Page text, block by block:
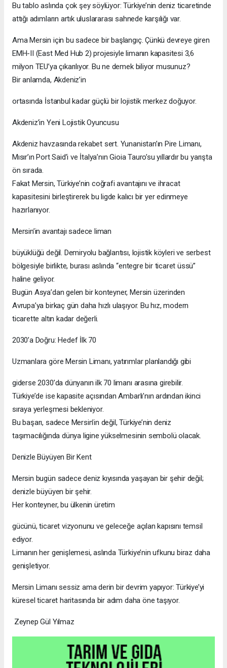
Bu tablo aslında çok şey söylüyor: Türkiye’nin deniz ticaretinde
attığı adımların artık uluslararası sahnede karşılığı var.
Ama Mersin için bu sadece bir başlangıç. Çünkü devreye giren
EMH-II (East Med Hub 2) projesiyle limanın kapasitesi 3,6
milyon TEU’ya çıkarılıyor. Bu ne demek biliyor musunuz?
Bir anlamda, Akdeniz’in
ortasında İstanbul kadar güçlü bir lojistik merkez doğuyor.
Akdeniz’in Yeni Lojistik Oyuncusu
Akdeniz havzasında rekabet sert. Yunanistan’ın Pire Limanı,
Mısır’ın Port Said’i ve İtalya’nın Gioia Tauro’su yıllardır bu yarışta
ön sırada.
Fakat Mersin, Türkiye’nin coğrafi avantajını ve ihracat
kapasitesini birleştirerek bu ligde kalıcı bir yer edinmeye
hazırlanıyor.
Mersin’in avantajı sadece liman
büyüklüğü değil. Demiryolu bağlantısı, lojistik köyleri ve serbest
bölgesiyle birlikte, burası aslında “entegre bir ticaret üssü”
haline geliyor.
Bugün Asya’dan gelen bir konteyner, Mersin üzerinden
Avrupa’ya birkaç gün daha hızlı ulaşıyor. Bu hız, modern
ticarette altın kadar değerli.
2030’a Doğru: Hedef İlk 70
Uzmanlara göre Mersin Limanı, yatırımlar planlandığı gibi
giderse 2030’da dünyanın ilk 70 limanı arasına girebilir.
Türkiye’de ise kapasite açısından Ambarlı’nın ardından ikinci
sıraya yerleşmesi bekleniyor.
Bu başarı, sadece Mersin’in değil, Türkiye’nin deniz
taşımacılığında dünya ligine yükselmesinin sembolü olacak.
Denizle Büyüyen Bir Kent
Mersin bugün sadece deniz kıyısında yaşayan bir şehir değil;
denizle büyüyen bir şehir.
Her konteyner, bu ülkenin üretim
gücünü, ticaret vizyonunu ve geleceğe açılan kapısını temsil
ediyor.
Limanın her genişlemesi, aslında Türkiye’nin ufkunu biraz daha
genişletiyor.
Mersin Limanı sessiz ama derin bir devrim yapıyor: Türkiye’yi
küresel ticaret haritasında bir adım daha öne taşıyor.
Zeynep Gül Yılmaz